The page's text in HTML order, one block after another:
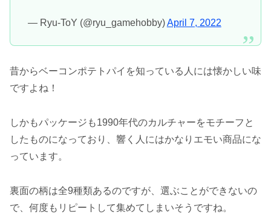
— Ryu-ToY (@ryu_gamehobby)April 7, 2022
昔からベーコンポテトパイを知っている人には懐かしい味
ですよね！
しかもパッケージも1990年代のカルチャーをモチーフと
したものになっており、響く人にはかなりエモい商品にな
っています。
裏面の柄は全9種類あるのですが、選ぶことができないの
で、何度もリピートして集めてしまいそうですね。